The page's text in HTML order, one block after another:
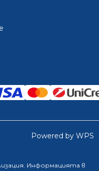
Powered by WPS
Информацията в